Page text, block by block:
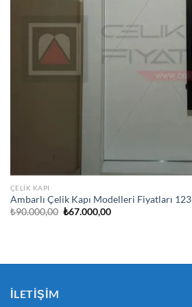
ÇELIK KAPI
Ambarlı Çelik Kapı Modelleri Fiyatları 123
₺90.000,00 Orijinal
₺67.000,00Şu
İLETIŞIM